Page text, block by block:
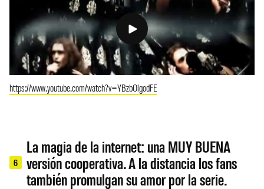
https://www.youtube.com/watch?v=YBzbOlgodFE
6
La magia de la internet: una MUY BUENA
versión cooperativa. A la distancia los fans
también promulgan su amor por la serie.